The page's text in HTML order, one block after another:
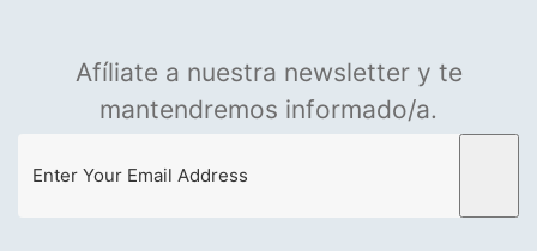
Afíliate a nuestra newsletter y te
mantendremos informado/a.